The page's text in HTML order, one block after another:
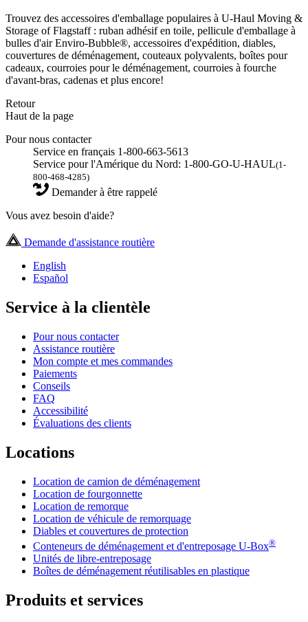
Trouvez des accessoires d'emballage populaires à U-Haul Moving &
Storage of Flagstaff : ruban adhésif en toile, pellicule d'emballage à
bulles d'air Enviro-Bubble®, accessoires d'expédition, diables,
couvertures de déménagement, couteaux polyvalents, boîtes pour
cadeaux, courroies pour le déménagement, courroies à fourche
d'avant-bras, cadenas et plus encore!
Retour
Haut de la page
Pour nous contacter
Service en français 1-800-663-5613
Service pour l'Amérique du Nord: 1-800-GO-U-HAUL(1-
800-468-4285)
Demander à être rappelé
Vous avez besoin d'aide?
Demande d'assistance routière
English
Español
Service à la clientèle
Pour nous contacter
Assistance routière
Mon compte et mes commandes
Paiements
Conseils
FAQ
Accessibilité
Évaluations des clients
Locations
Location de camion de déménagement
Location de fourgonnette
Location de remorque
Location de véhicule de remorquage
Diables et couvertures de protection
Conteneurs de déménagement et d'entreposage U-Box®
Unités de libre-entreposage
Boîtes de déménagement réutilisables en plastique
Produits et services